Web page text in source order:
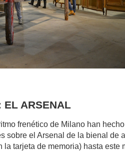
ARSENAL
frenético de Milano han
sobre el Arsenal de la bienal de
tarjeta de memoria) hasta este